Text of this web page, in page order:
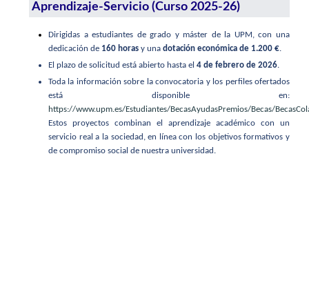
Aprendizaje-Servicio (Curso 2025-26)
Dirigidas a estudiantes de grado y máster de la UPM, con una
dedicación de 160 horas y una dotación económica de 1.200 €
El plazo de solicitud está abierto hasta el 4 de febrero de 2026.
Toda la información sobre la convocatoria y los perfiles ofertados
está disponible en:
https://www.upm.es/Estudiantes/BecasAyudasPremios/Becas/
Estos proyectos combinan el aprendizaje académico con un
servicio real a la sociedad, en línea con los objetivos formativos y
de compromiso social de nuestra universidad.